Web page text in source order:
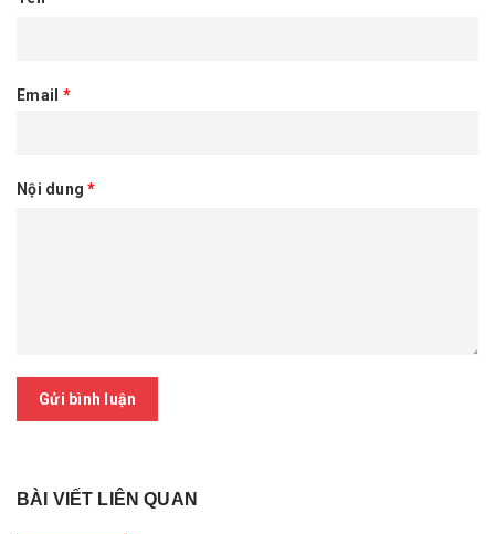
Email *
Nội dung*
Gửi bình luận
BÀI VIẾT LIÊN QUAN